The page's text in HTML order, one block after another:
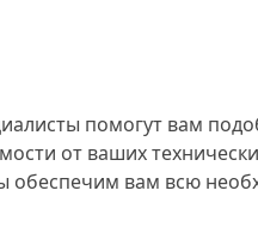
помогут вам
от ваших
обеспечим вам всю